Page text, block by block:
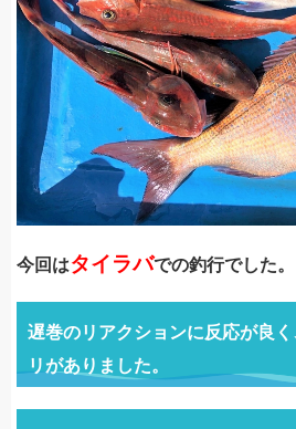
今回はタイラバでの釣行でした。
遅巻のリアクションに反応が良
リがありました。